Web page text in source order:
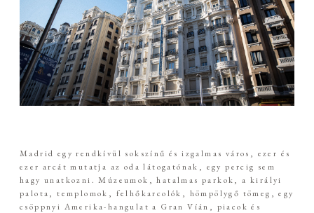
Árak
Fotó + Film
Madrid egy rendkívül sokszínű és izgalmas város, ezer és
ezer arcát mutatja az oda látogatónak, egy percig sem
hagy unatkozni. Múzeumok, hatalmas parkok, a királyi
palota, templomok, felhőkarcolók, hömpölygő tömeg, egy
csöppnyi Amerika-hangulat a Gran Víán, piacok és